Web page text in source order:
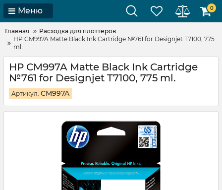
Меню 0
Главная
Расходка для плоттеров
HP CM997A Matte Black Ink Cartridge №761 for Designjet T7100, 775
ml.
HP CM997A Matte Black Ink Cartridge
№761 for Designjet T7100, 775 ml.
Артикул: CM997A